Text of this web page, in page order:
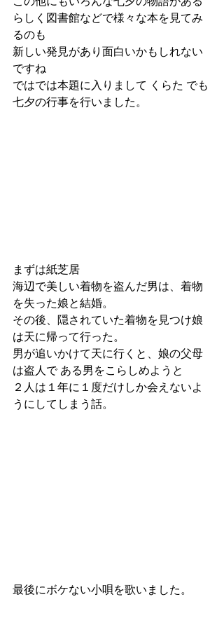
らしく図書館などで様々な本を見てみ
るのも
新しい発見があり面白いかもしれない
ですね
ではでは本題に入りまして くらた でも
七夕の行事を行いました。
まずは紙芝居
海辺で美しい着物を盗んだ男は、着物
を失った娘と結婚。
その後、隠されていた着物を見つけ娘
は天に帰って行った。
男が追いかけて天に行くと、娘の父母
は盗人で ある男をこらしめようと
２人は１年に１度だけしか会えないよ
うにしてしまう話。
最後にボケない小唄を歌いました。